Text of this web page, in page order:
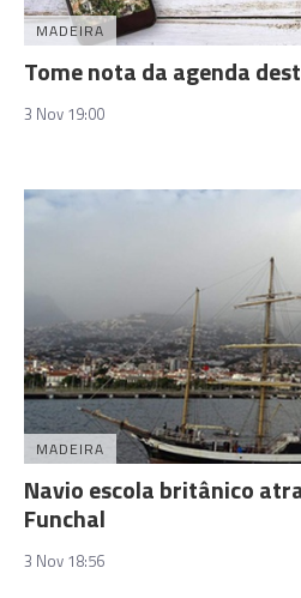
MADEIRA
Tome nota da agenda
3 Nov 19:00
MADEIRA
Navio escola britânico
Funchal
3 Nov 18:56